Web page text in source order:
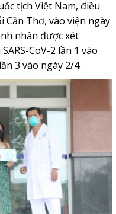
tịch Việt Nam, điều
Cần Thơ, vào viện ngày
nhân được xét
CoV-2 lần 1 vào
3 vào ngày 2/4.